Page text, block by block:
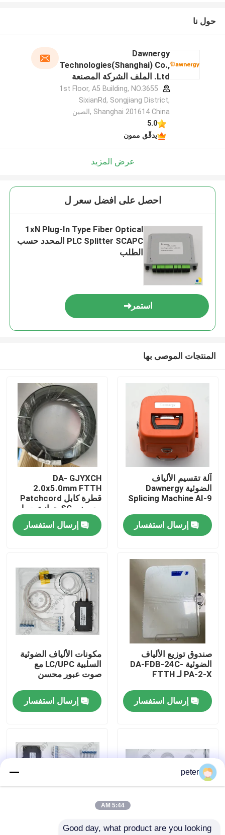
منتجات
أشرطة فيديو
معلومات عنا
جولة في المعمل
مراقبة الجودة
أخبار
اطلب اقتباس
حول نا
Dawnergy
Technologies(Shanghai) Co.,
Ltd. الملف الشركة المصنعة
1st Floor, A5 Building, NO.3655
SixianRd, Songjiang District,
Shanghai 201614 China ,الصين
5.0
يدقّق ممون
عرض المزيد
احصل على افضل سعر ل
1xN Plug-In Type Fiber Optical
PLC Splitter SCAPC المحدد حسب
الطلب
استمر
المنتجات الموصى بها
آلة تقسيم الألياف
الضوئية Dawnergy
Splicing Machine AI-9
إرسال استفسار
DA- GJYXCH
2.0x5.0mm FTTH
قطرة كابل Patchcord
مع ميني SC جهاز توصيل
مضاد للماء والمتصل من
خلال الأنابيبإرسال استفسار
صندوق توزيع الألياف
الضوئية DA-FDB-24C-
PA-2-X لـ FTTH
إرسال استفسار
مكونات الألياف الضوئية
السلبية LC/UPC مع
صوت عبور محسن
إرسال استفسار
40CH G652D 0 ~ المكونات السلبية للألياف
peter
5:44 AM
Good day, what product are you looking